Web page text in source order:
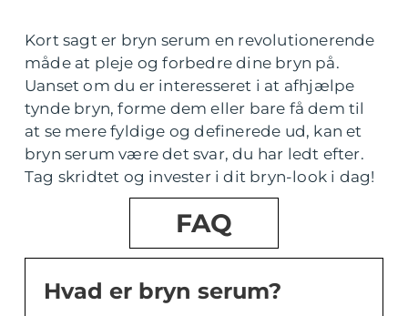
Kort sagt er bryn serum en revolutionerende
måde at pleje og forbedre dine bryn på.
Uanset om du er interesseret i at afhjælpe
tynde bryn, forme dem eller bare få dem til
at se mere fyldige og definerede ud, kan et
bryn serum være det svar, du har ledt efter.
Tag skridtet og invester i dit bryn-look i dag!
FAQ
Hvad er bryn serum?